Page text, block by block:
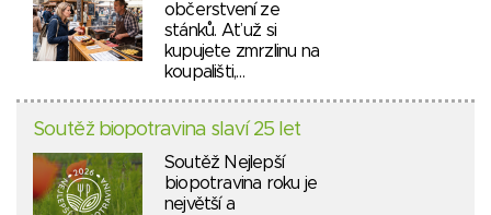
občerstvení ze
stánků. Ať už si
kupujete zmrzlinu na
koupališti,…
Soutěž biopotravina slaví 25 let
Soutěž Nejlepší
biopotravina roku je
největší a